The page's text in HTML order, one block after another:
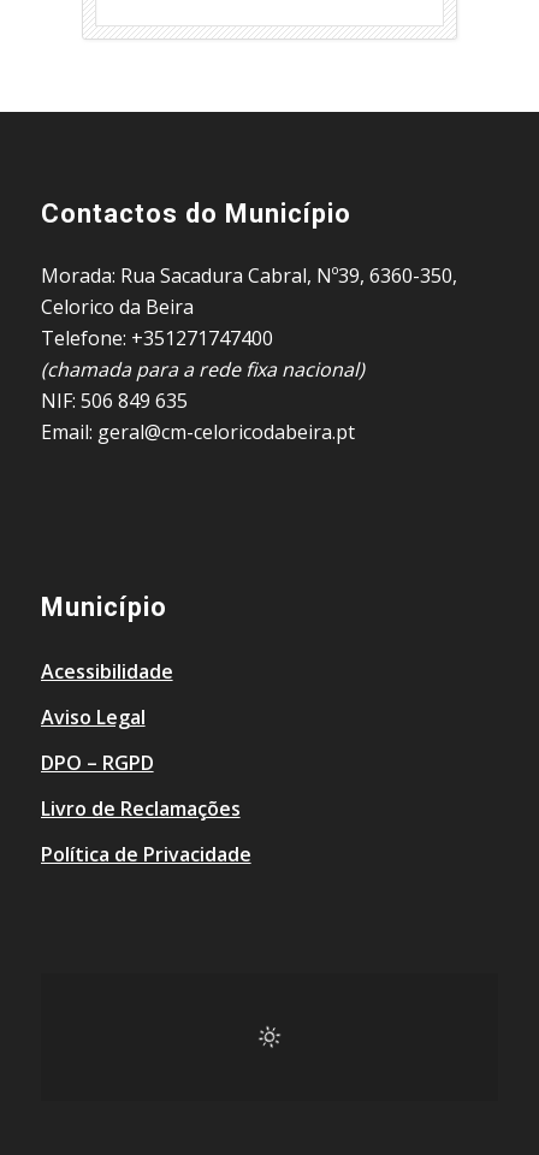
Contactos do Município
Morada: Rua Sacadura Cabral, Nº39, 6360-350,
Celorico da Beira
Telefone: +351271747400
(chamada para a rede fixa nacional)
NIF: 506 849 635
Email: geral@cm-celoricodabeira.pt
Município
Acessibilidade
Aviso Legal
DPO – RGPD
Livro de Reclamações
Política de Privacidade